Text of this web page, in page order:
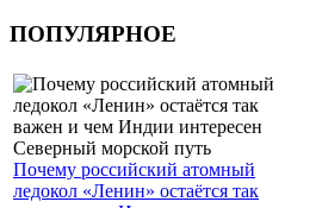
ПОПУЛЯРНОЕ
Почему российский атомный
ледокол «Ленин» остаётся так